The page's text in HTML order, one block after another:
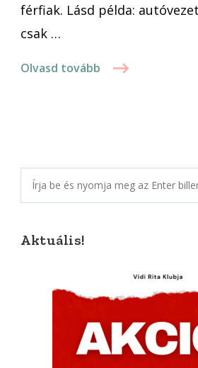
férfiak. Lásd példa:
csak …
Olvasd tovább
Keresés:
Aktuális!